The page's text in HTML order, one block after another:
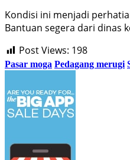
Kondisi ini menjadi
Bantuan segera dari dinas
Post Views: 198
Pasar moga Pedagang merugi